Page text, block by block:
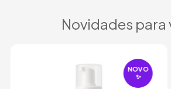
Novidades para
NOVO
✨